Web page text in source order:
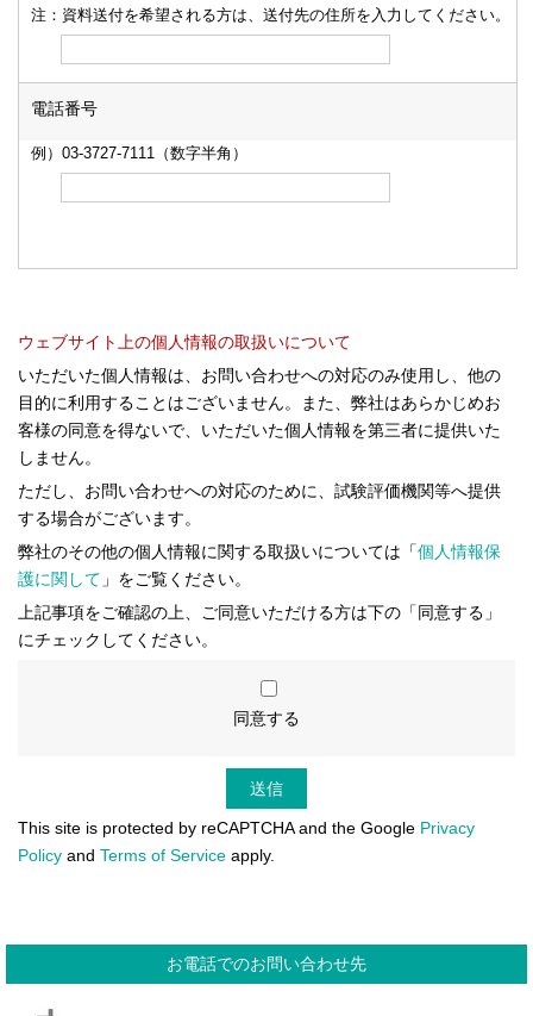
注：資料送付を希望される方は、送付先の住所を入力してください。
電話番号
例）03-3727-7111（数字半角）
ウェブサイト上の個人情報の取扱いについて
いただいた個人情報は、お問い合わせへの対応のみ使用し、他の
目的に利用することはございません。また、弊社はあらかじめお
客様の同意を得ないで、いただいた個人情報を第三者に提供いた
しません。
ただし、お問い合わせへの対応のために、試験評価機関等へ提供
する場合がございます。
弊社のその他の個人情報に関する取扱いについては「個人情報保
護に関して 」をご覧ください。
上記事項をご確認の上、ご同意いただける方は下の「同意する」
にチェックしてください。
同意する
This site is protected by reCAPTCHA and the Google Privacy
Policy and Terms of Service apply.
お電話でのお問い合わせ先